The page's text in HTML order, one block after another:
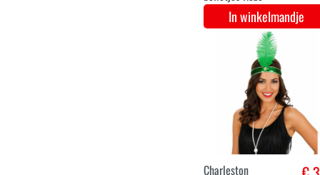
rekker, voile en
pluim
In winkelmandje